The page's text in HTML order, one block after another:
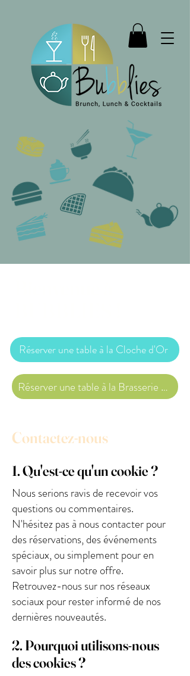
Réserver une table à la Cloche d'Or
Réserver une table à la Brasserie des Arquebusiers
Contactez-nous
1. Qu'est-ce qu'un cookie ?
Nous serions ravis de recevoir vos
questions ou commentaires.
N'hésitez pas à nous contacter pour
des réservations, des événements
spéciaux, ou simplement pour en
savoir plus sur notre offre.
Retrouvez-nous sur nos réseaux
sociaux pour rester informé de nos
dernières nouveautés.
2. Pourquoi utilisons-nous
des cookies ?